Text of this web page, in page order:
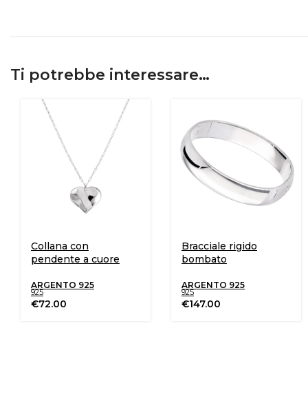
Ti potrebbe interessare…
Collana con
pendente a cuore
ARGENTO 925
925
€72.00
Bracciale rigido
bombato
ARGENTO 925
925
€147.00